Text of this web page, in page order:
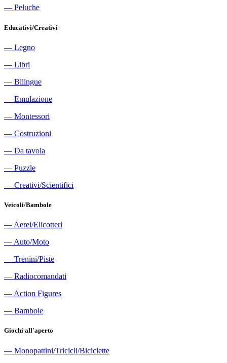
― Peluche
Educativi/Creativi
― Legno
― Libri
― Bilingue
― Emulazione
― Montessori
― Costruzioni
― Da tavola
― Puzzle
― Creativi/Scientifici
Veicoli/Bambole
― Aerei/Elicotteri
― Auto/Moto
― Trenini/Piste
― Radiocomandati
― Action Figures
― Bambole
Giochi all'aperto
― Monopattini/Tricicli/Biciclette